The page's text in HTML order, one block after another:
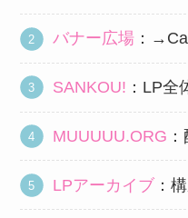
バナー広場 ：
SANKOU! ：LP全
MUUUUU.ORG
LPアーカイブ ：